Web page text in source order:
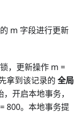
m 字段进行更新
，更新操作 m =
拿到该记录的 全局
开启本地事务，
800。本地事务提